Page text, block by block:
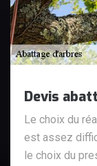
Devis
Le choix du
est assez
le choix du